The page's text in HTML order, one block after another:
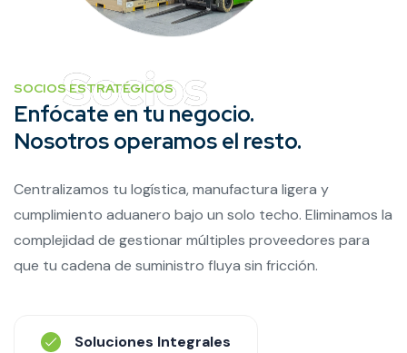
SOCIOS ESTRATÉGICOS
Enfócate en tu negocio.
Nosotros operamos el resto.
Centralizamos tu logística, manufactura ligera y
cumplimiento aduanero bajo un solo techo. Eliminamos la
complejidad de gestionar múltiples proveedores para
que tu cadena de suministro fluya sin fricción.
Soluciones Integrales